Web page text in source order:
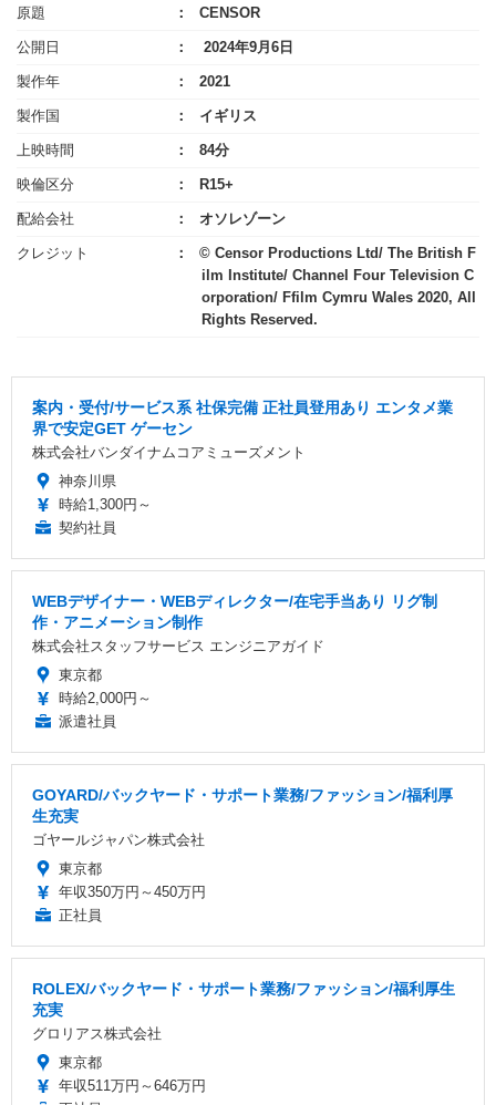
原題 CENSOR
公開日 2024年9月6日
製作年 2021
製作国 イギリス
上映時間 84分
映倫区分 R15+
配給会社 オソレゾーン
クレジット
© Censor Productions Ltd/ The British F
ilm Institute/ Channel Four Television C
orporation/ Ffilm Cymru Wales 2020, All
Rights Reserved.
案内・受付/サービス系 社保完備 正社員登用あり エンタメ業
界で安定GET ゲーセン
株式会社バンダイナムコアミューズメント
神奈川県
時給1,300円～
契約社員
WEBデザイナー・WEBディレクター/在宅手当あり リグ制
作・アニメーション制作
株式会社スタッフサービス エンジニアガイド
東京都
時給2,000円～
派遣社員
GOYARD/バックヤード・サポート業務/ファッション/福利厚
生充実
ゴヤールジャパン株式会社
東京都
年収350万円～450万円
正社員
ROLEX/バックヤード・サポート業務/ファッション/福利厚生
充実
グロリアス株式会社
東京都
年収511万円～646万円